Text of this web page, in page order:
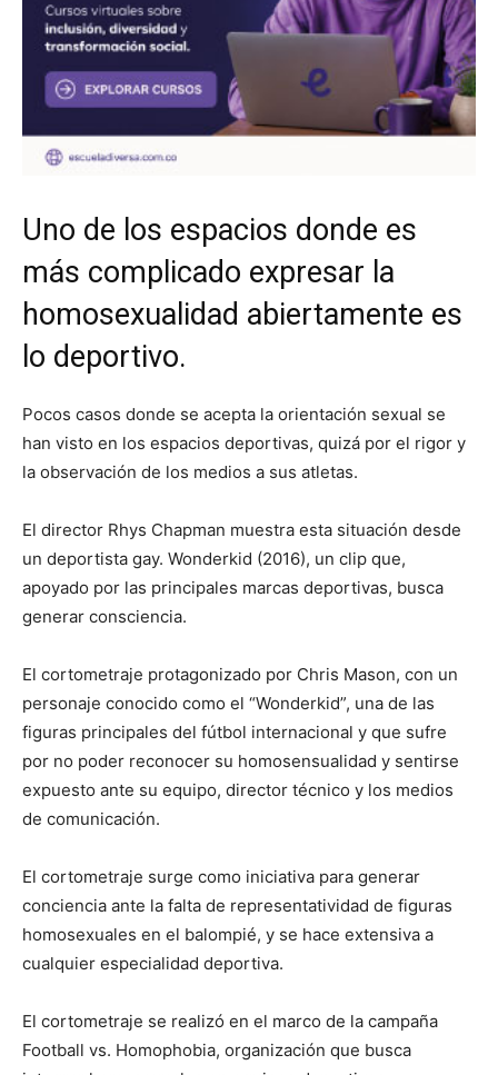
Uno de los espacios donde es
más complicado expresar la
homosexualidad abiertamente es
lo deportivo.
Pocos casos donde se acepta la orientación sexual se
han visto en los espacios deportivas, quizá por el rigor y
la observación de los medios a sus atletas.
El director Rhys Chapman muestra esta situación desde
un deportista gay. Wonderkid (2016), un clip que,
apoyado por las principales marcas deportivas, busca
generar consciencia.
El cortometraje protagonizado por Chris Mason, con un
personaje conocido como el “Wonderkid”, una de las
figuras principales del fútbol internacional y que sufre
por no poder reconocer su homosensualidad y sentirse
expuesto ante su equipo, director técnico y los medios
de comunicación.
El cortometraje surge como iniciativa para generar
conciencia ante la falta de representatividad de figuras
homosexuales en el balompié, y se hace extensiva a
cualquier especialidad deportiva.
El cortometraje se realizó en el marco de la campaña
Football vs. Homophobia, organización que busca